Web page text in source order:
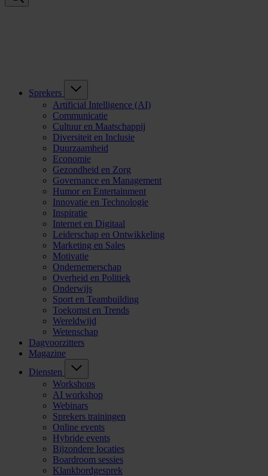
Sprekers
Artificial Intelligence (AI)
Communicatie
Cultuur en Maatschappij
Diversiteit en Inclusie
Duurzaamheid
Economie
Gezondheid en Zorg
Governance en Management
Humor en Entertainment
Innovatie en Technologie
Inspiratie
Internet en Digitaal
Leiderschap en Ontwikkeling
Marketing en Sales
Motivatie
Ondernemerschap
Overheid en Politiek
Onderwijs
Sport en Teambuilding
Toekomst en Trends
Wereldwijd
Wetenschap
Dagvoorzitters
Magazine
Diensten
Workshops
AI workshop
Webinars
Sprekers trainingen
Online events
Hybride events
Bijzondere locaties
Boardroom sessies
Klankbordgesprek